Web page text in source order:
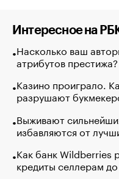
Интересное на
Насколько ваш
атрибутов
Казино проиграло.
разрушают
Выживают
избавляются от
Как банк Wildberries
кредиты селлерам